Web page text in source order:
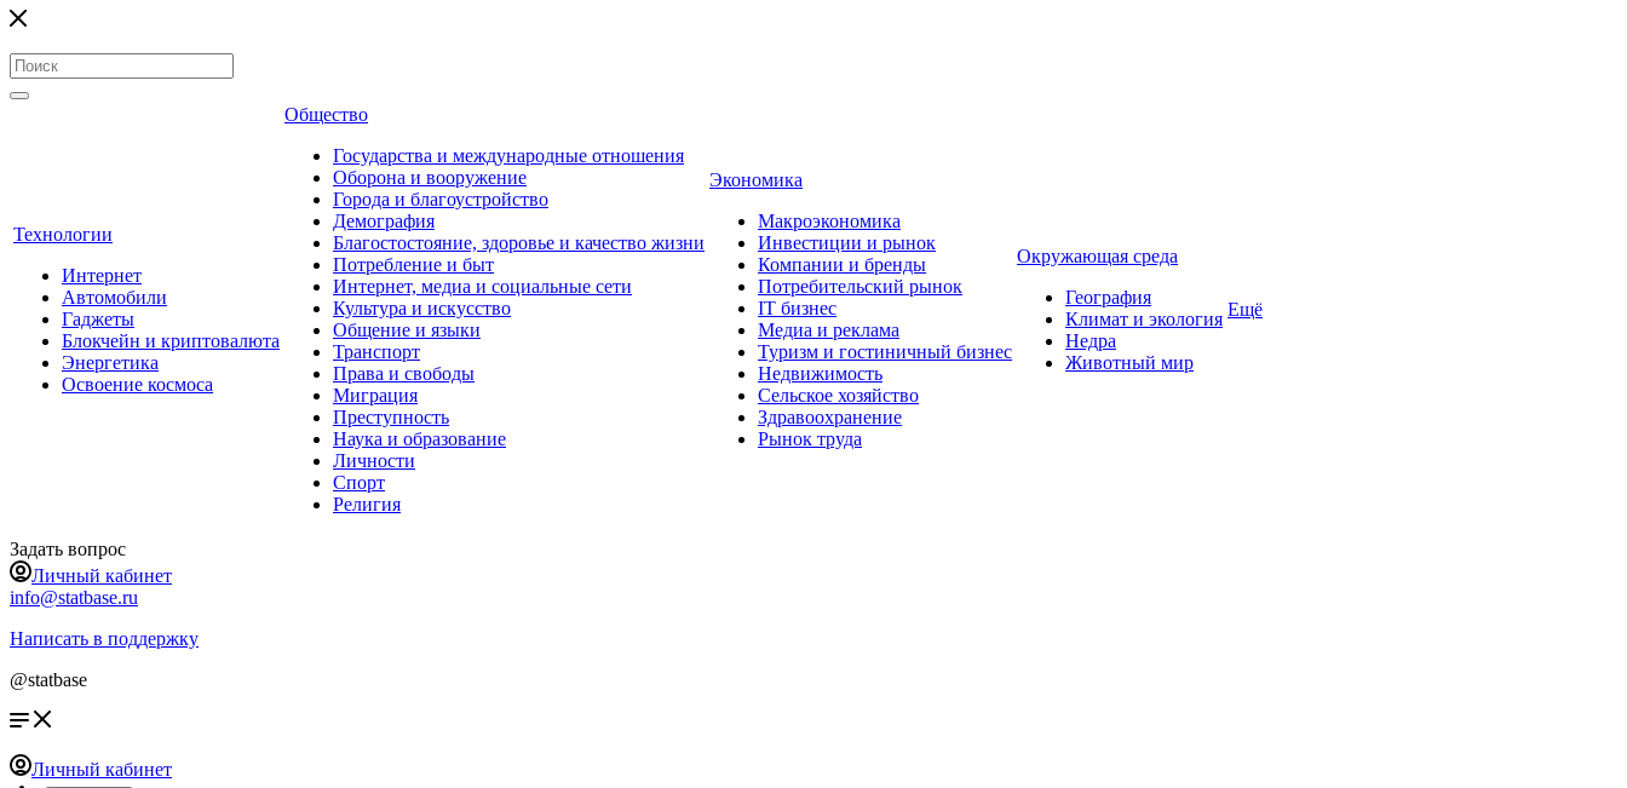
Технологии
Интернет
Автомобили
Гаджеты
Блокчейн и криптовалюта
Энергетика
Освоение космоса
Общество
Государства и международные отношения
Оборона и вооружение
Города и благоустройство
Демография
Благостостояние, здоровье и качество жизни
Потребление и быт
Интернет, медиа и социальные сети
Культура и искусство
Общение и языки
Транспорт
Права и свободы
Миграция
Преступность
Наука и образование
Личности
Спорт
Религия
Экономика
Макроэкономика
Инвестиции и рынок
Компании и бренды
Потребительский рынок
IT бизнес
Медиа и реклама
Туризм и гостиничный бизнес
Недвижимость
Сельское хозяйство
Здравоохранение
Рынок труда
Окружающая среда
География
Климат и экология
Недра
Животный мир
Ещё
Задать вопрос
Личный кабинет
info@statbase.ru
Написать в поддержку
@statbase
Личный кабинет